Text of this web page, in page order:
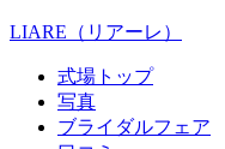
LIARE（リアーレ）
式場トップ
写真
ブライダルフェア